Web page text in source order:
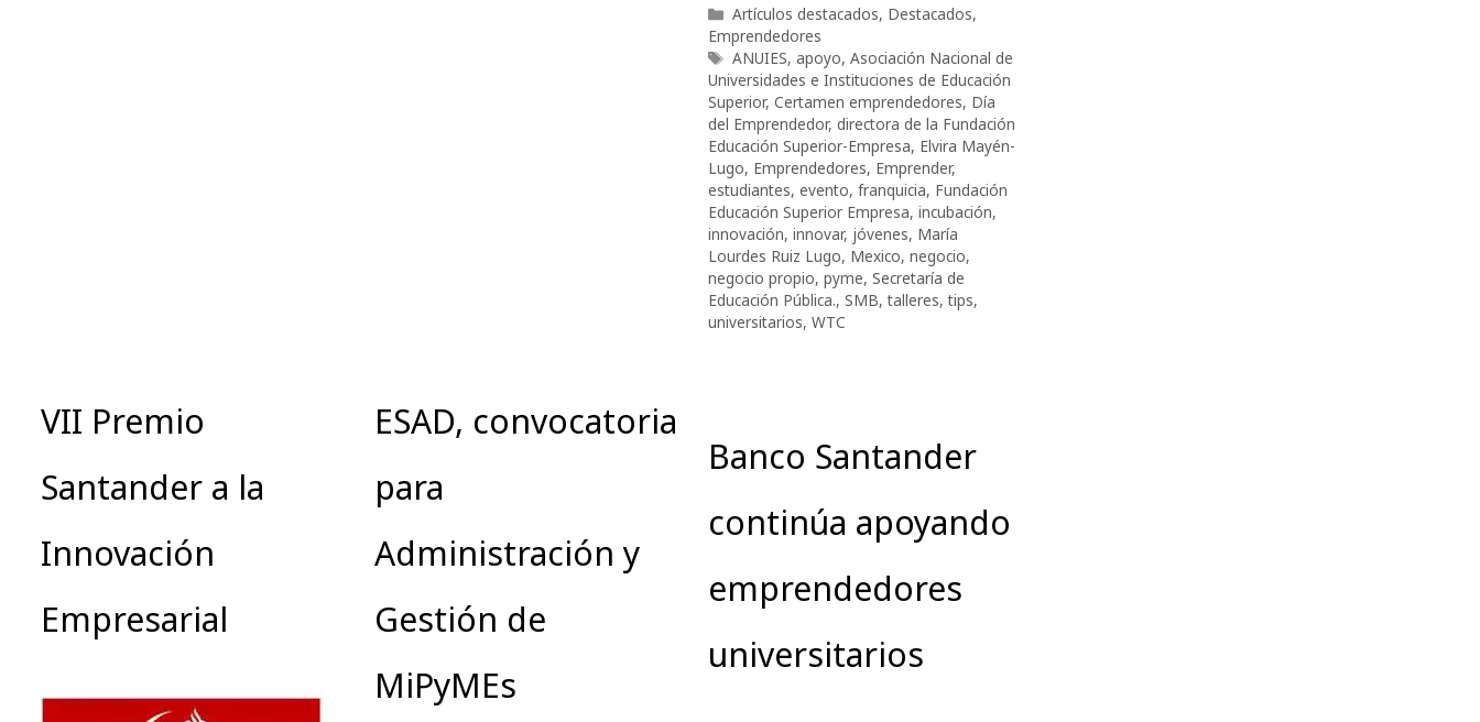
Categorías
Artículos destacados, Destacados,
Emprendedores
Etiquetas
ANUIES, apoyo, Asociación Nacional de
Universidades e Instituciones de Educación
Superior, Certamen emprendedores, Día
del Emprendedor, directora de la Fundación
Educación Superior-Empresa, Elvira Mayén-
Lugo, Emprendedores, Emprender,
estudiantes, evento, franquicia, Fundación
Educación Superior Empresa, incubación,
innovación, innovar, jóvenes, María
Lourdes Ruiz Lugo, Mexico, negocio,
negocio propio, pyme, Secretaría de
Educación Pública., SMB,talleres,tips,
universitarios, WTC
VII Premio
Santander a la
Innovación
Empresarial
ESAD, convocatoria
para
Administración y
Gestión de
MiPyMEs
Banco Santander
continúa apoyando
emprendedores
universitarios